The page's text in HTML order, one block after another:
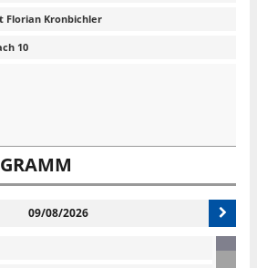
Florian Kronbichler
10
09/08/2026